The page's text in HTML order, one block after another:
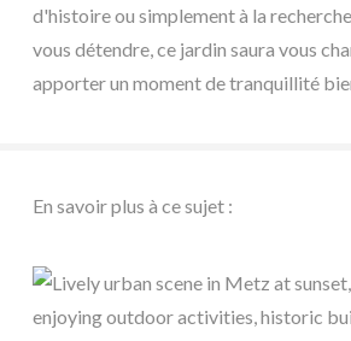
d'histoire ou simplement à la
vous détendre, ce jardin saura vous
apporter un moment de tranquillité
En savoir plus à ce sujet :